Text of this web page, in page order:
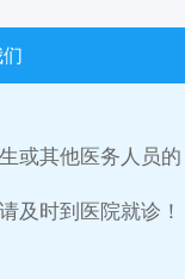
或其他医务人员的
及时到医院就诊！